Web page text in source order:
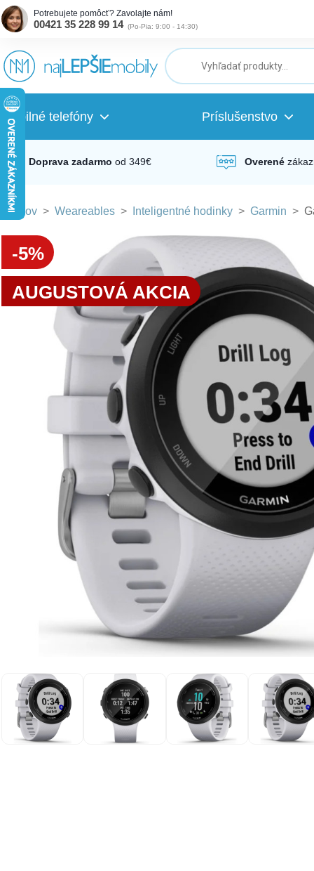
Potrebujete pomôcť? Zavolajte nám!
00421 35 228 99 14 (Po-Pia: 9:00 - 14:30)
Mobilné telefóny Príslušenstvo
Doprava zadarmo od 349€ Overené
Domov > Weareables > Inteligentné hodinky > Garmin >
-5%
AUGUSTOVÁ AKCIA